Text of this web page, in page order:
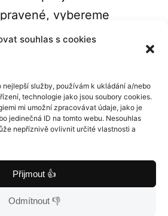
souhlas s cookies
služby, používám k ukládání a/nebo
technologie jako jsou soubory cookies.
mi umožní zpracovávat údaje, jako je
jedinečná ID na tomto webu. Nesouhlas
nepříznivě ovlivnit určité vlastnosti a
Přijmout 👍
Odmítnout 👎
vybereme
nad
videem.
pak stačí vybrat
klíčování.